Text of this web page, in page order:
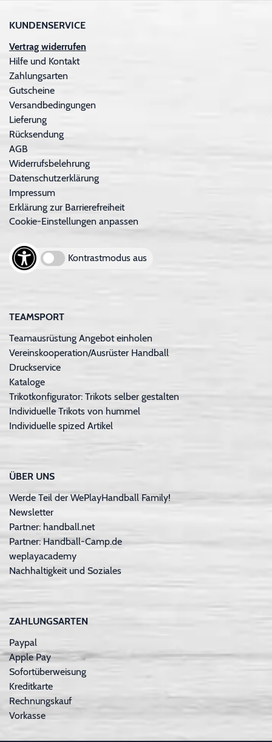
KUNDENSERVICE
Vertrag widerrufen
Hilfe und Kontakt
Zahlungsarten
Gutscheine
Versandbedingungen
Lieferung
Rücksendung
AGB
Widerrufsbelehrung
Datenschutzerklärung
Impressum
Erklärung zur Barrierefreiheit
Cookie-Einstellungen anpassen
Kontrastmodus aus
TEAMSPORT
Teamausrüstung Angebot einholen
Vereinskooperation/Ausrüster Handball
Druckservice
Kataloge
Trikotkonfigurator: Trikots selber gestalten
Individuelle Trikots von hummel
Individuelle spized Artikel
ÜBER UNS
Werde Teil der WePlayHandball Family!
Newsletter
Partner: handball.net
Partner: Handball-Camp.de
weplayacademy
Nachhaltigkeit und Soziales
ZAHLUNGSARTEN
Paypal
Apple Pay
Sofortüberweisung
Kreditkarte
Rechnungskauf
Vorkasse